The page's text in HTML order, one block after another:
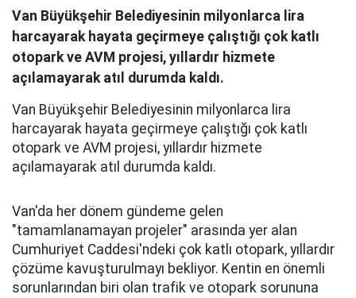
Van Büyükşehir Belediyesinin milyonlarca lira
harcayarak hayata geçirmeye çalıştığı çok katlı
otopark ve AVM projesi, yıllardır hizmete
açılamayarak atıl durumda kaldı.
Van Büyükşehir Belediyesinin milyonlarca lira
harcayarak hayata geçirmeye çalıştığı çok katlı
otopark ve AVM projesi, yıllardır hizmete
açılamayarak atıl durumda kaldı.
Van'da her dönem gündeme gelen
"tamamlanamayan projeler" arasında yer alan
Cumhuriyet Caddesi'ndeki çok katlı otopark, yıllardır
çözüme kavuşturulmayı bekliyor. Kentin en önemli
sorunlarından biri olan trafik ve otopark sorununa